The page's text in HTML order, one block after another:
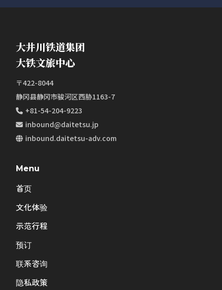
大井川铁道集团
大铁文旅中心
〒422-8044
静冈县静冈市骏河区西胁1163-7
+81-54-204-9223
inbound@daitetsu.jp
inbound.daitetsu-adv.com
Menu
首页
文化体验
示范行程
预订
联系咨询
隐私政策